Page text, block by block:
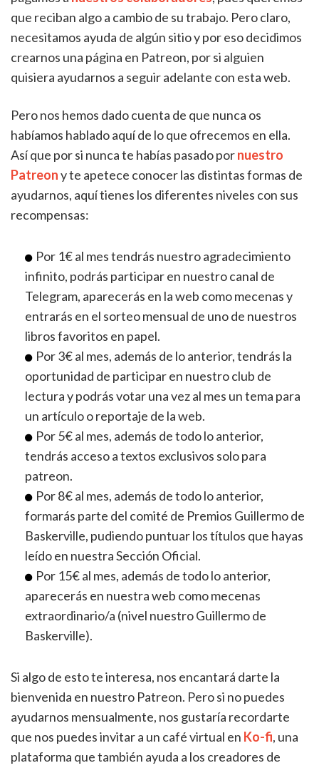
que reciban algo a cambio de su trabajo. Pero claro,
necesitamos ayuda de algún sitio y por eso decidimos
crearnos una página en Patreon, por si alguien
quisiera ayudarnos a seguir adelante con esta web.
Pero nos hemos dado cuenta de que nunca os
habíamos hablado aquí de lo que ofrecemos en ella.
Así que por si nunca te habías pasado pornuestro
Patreony te apetece conocer las distintas formas de
ayudarnos, aquí tienes los diferentes niveles con sus
recompensas:
Por 1€ al mes tendrás nuestro agradecimiento
infinito, podrás participar en nuestro canal de
Telegram, aparecerás en la web como mecenas y
entrarás en el sorteo mensual de uno de nuestros
libros favoritos en papel.
Por 3€ al mes, además de lo anterior, tendrás la
oportunidad de participar en nuestro club de
lectura y podrás votar una vez al mes un tema para
un artículo o reportaje de la web.
Por 5€ al mes, además de todo lo anterior,
tendrás acceso a textos exclusivos solo para
patreon.
Por 8€ al mes, además de todo lo anterior,
formarás parte del comité de Premios Guillermo de
Baskerville, pudiendo puntuar los títulos que hayas
leído en nuestra Sección Oficial.
Por 15€ al mes, además de todo lo anterior,
aparecerás en nuestra web como mecenas
extraordinario/a (nivel nuestro Guillermo de
Baskerville).
Si algo de esto te interesa, nos encantará darte la
bienvenida en nuestro Patreon. Pero si no puedes
ayudarnos mensualmente, nos gustaría recordarte
que nos puedes invitar a un café virtual en Ko-fi, una
plataforma que también ayuda a los creadores de